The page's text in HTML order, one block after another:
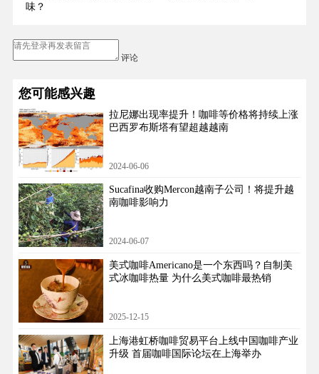
味？
评论
您可能感兴趣
拉尼娜出现率提升！咖啡等价格将持续上涨
巴西罗布斯塔有望超越越南
2024-06-06
Sucafina收购Mercon越南子公司！将提升越
南咖啡影响力
2024-06-07
美式咖啡Americano是一个东西吗？自制美
式冰咖啡热量 为什么美式咖啡最热销
2025-12-15
上海港虹桥咖啡贸易平台上线中国咖啡产业
升级 首届咖啡国际论坛在上海举办